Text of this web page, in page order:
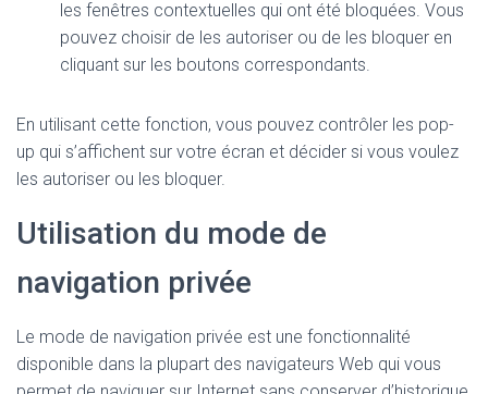
les fenêtres contextuelles qui ont été bloquées. Vous
pouvez choisir de les autoriser ou de les bloquer en
cliquant sur les boutons correspondants.
En utilisant cette fonction, vous pouvez contrôler les pop-
up qui s’affichent sur votre écran et décider si vous voulez
les autoriser ou les bloquer.
Utilisation du mode de
navigation privée
Le mode de navigation privée est une fonctionnalité
disponible dans la plupart des navigateurs Web qui vous